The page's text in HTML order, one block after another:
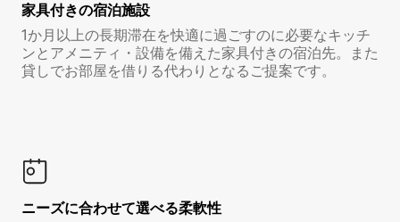
家具付き⁠の宿⁠泊⁠施⁠設
1か月以上の長期滞在を快適に過ごすのに必要なキッチ
ンとアメニティ・設備を備えた家具付きの宿泊先。また
貸しでお部屋を借りる代わりとなるご提案です。
ニーズに合わせて選べる柔軟性